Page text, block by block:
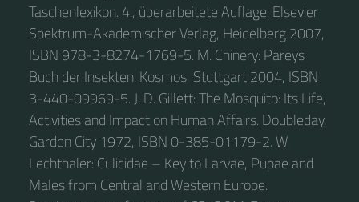
Taschenlexikon. 4., überarbeitete Auflage. Elsevier
Spektrum-Akademischer Verlag, Heidelberg 2007,
ISBN 978-3-8274-1769-5. M. Chinery: Pareys
Buch der Insekten. Kosmos, Stuttgart 2004, ISBN
3-440-09969-5. J. D. Gillett: The Mosquito: Its Life,
Activities and Impact on Human Affairs. Doubleday,
Garden City 1972, ISBN 0-385-01179-2. W.
Lechthaler: Culicidae – Key to Larvae, Pupae and
Males from Central and Western Europe.